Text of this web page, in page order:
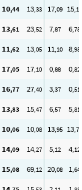
10,44 13,33 17,09 15,14
13,61 23,52 7,87 6,78
11,62 13,05 11,10 8,98
17,05 17,10 0,88 0,82
16,77 27,40 3,37 0,51
13,83 15,47 6,57 5,81
10,06 10,08 13,95 13,78
14,09 14,27 5,12 4,12
15,08 69,12 20,08 1,64